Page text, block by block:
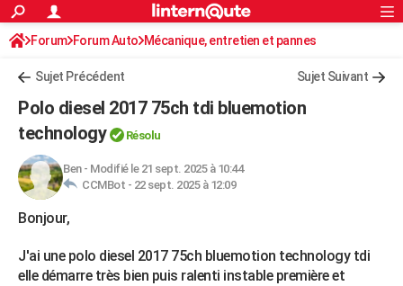
ACTUALITÉS
Politique
Société
Faits Divers
Education
Monde
Villes
+
Programme TV
TNTStreaming
Cinéma
Sorties cinéma
Musique
+FINANCE
Retraite
Impôts
Epargne
Immobilier
Risques naturels par ville
Banque
Assurance
Crédit
AUTO
Essais
Réserver un essai
Citadines
Berlines
SUV
Forum auto
HIGH-TECH
Forum
Aménagement intérieur
Extérieur
Cuisine
Salle de bains
Jardinage
Rangement
WEEK-END
Rechercher
S'inscrire
Connexion
Forum Forum Auto Mécanique, entretien et pannes
Sujet Précédent Sujet Suivant
Polo diesel 2017 75ch tdi bluemotion
technology
Résolu
Ben- Modifié le 21 sept. 2025 à 10:44
CCMBot - 22 sept. 2025 à 12:09
Bonjour,
J'ai une polo diesel 2017 75ch bluemotion technology tdi
elle démarre très bien puis ralenti instable première et